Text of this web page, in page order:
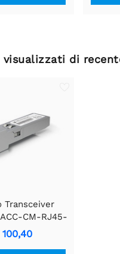
visualizzati di
Transceiver
CM-RJ45-
| 10/5/2.5/1
| RJ45 | 100